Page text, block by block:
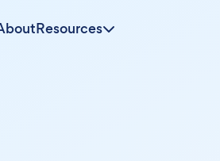
Resources